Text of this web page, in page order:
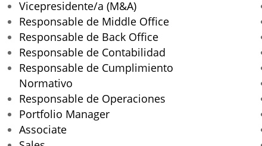
Vicepresidente/a (M&A)
Responsable de Middle Office
Responsable de Back Office
Responsable de Contabilidad
Responsable de Cumplimiento
Normativo
Responsable de Operaciones
Portfolio Manager
Associate